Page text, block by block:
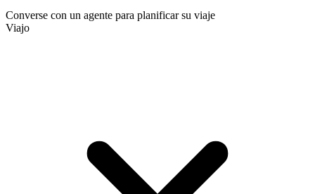
Converse con un agente para planificar su viaje
Viajo